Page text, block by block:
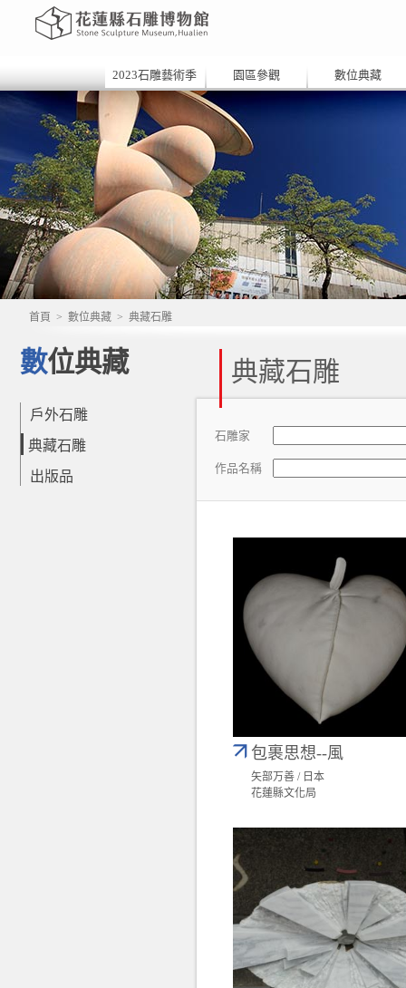
2023石雕藝術季 園區參觀 數位典藏
首頁 > 數位典藏 > 典藏石雕
數位典藏
戶外石雕
典藏石雕
出版品
典藏石雕
石雕家
作品名稱
包裹思想--風
矢部万善 / 日本
花蓮縣文化局